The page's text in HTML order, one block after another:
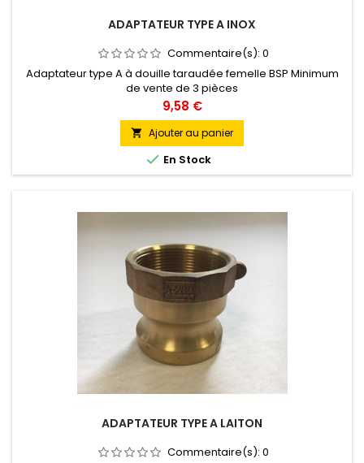
ADAPTATEUR TYPE A INOX
Commentaire(s): 0
Adaptateur type A à douille taraudée femelle BSP Minimum
de vente de 3 pièces
Prix
9,58 €
 Ajouter au panier
 En Stock
ADAPTATEUR TYPE A LAITON
Commentaire(s): 0